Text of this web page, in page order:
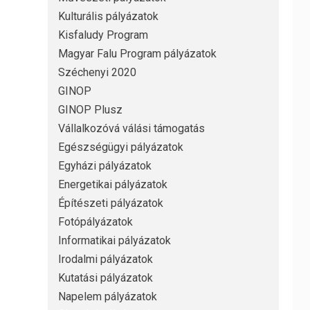
Kulturális pályázatok
Kisfaludy Program
Magyar Falu Program pályázatok
Széchenyi 2020
GINOP
GINOP Plusz
Vállalkozóvá válási támogatás
Egészségügyi pályázatok
Egyházi pályázatok
Energetikai pályázatok
Építészeti pályázatok
Fotópályázatok
Informatikai pályázatok
Irodalmi pályázatok
Kutatási pályázatok
Napelem pályázatok